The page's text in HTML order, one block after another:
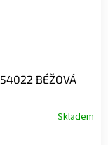
BÉŽOVÁ
Skladem